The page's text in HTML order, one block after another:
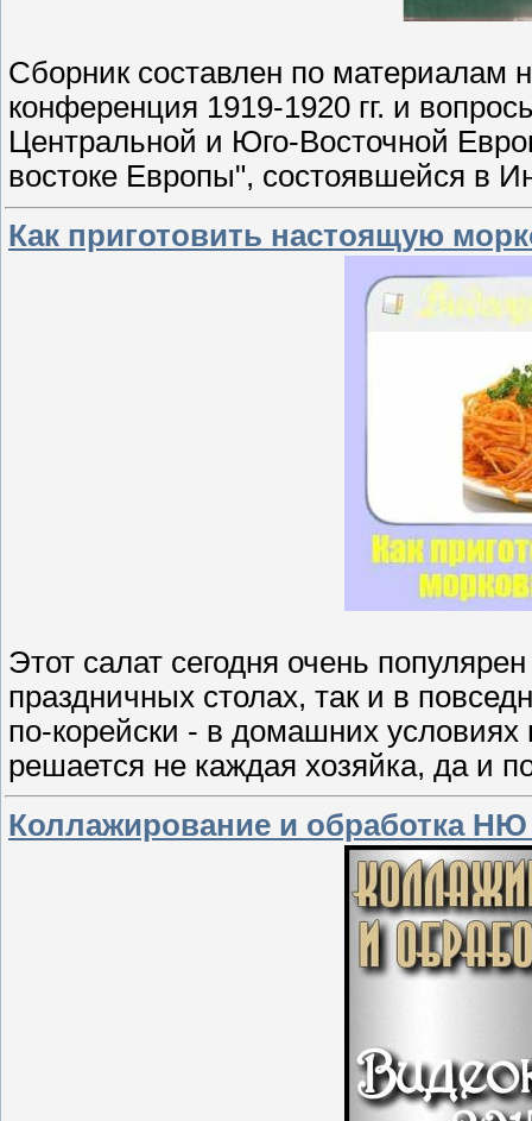
Сборник составлен по материалам
конференция 1919-1920 гг. и
Центральной и Юго-Восточной
востоке Европы", состоявшейся в
Как приготовить настоящую
Этот салат сегодня очень
праздничных столах, так и в
по-корейски - в домашних условиях
решается не каждая хозяйка, да и
Коллажирование и обработка НЮ